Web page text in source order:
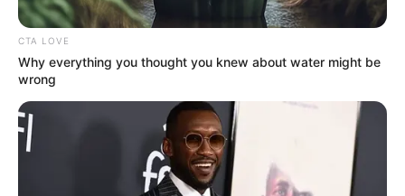
CTA LOVE
Why everything you thought you knew about water might be
wrong